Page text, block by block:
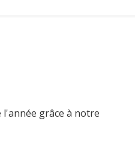
l'année grâce à notre